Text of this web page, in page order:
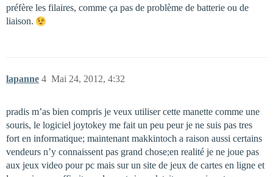
préfère les filaires, comme ça pas de problème de batterie ou de
liaison.
lapanne Mai 24, 2012, 4:32
4
pradis m’as bien compris je veux utiliser cette manette comme une
souris, le logiciel joytokey me fait un peu peur je ne suis pas tres
fort en informatique; maintenant makkintoch a raison aussi certains
vendeurs n’y connaissent pas grand chose;en realité je ne joue pas
aux jeux video pour pc mais sur un site de jeux de cartes en ligne et